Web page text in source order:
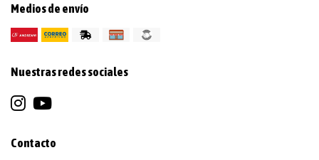
Medios de envío
Nuestras redes sociales
Contacto